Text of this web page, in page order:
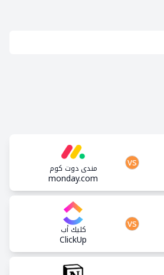
مندي دوت كوم
monday.com
vs
كليك أب
ClickUp
vs